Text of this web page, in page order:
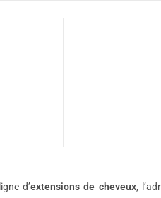
d’extensions de cheveux,